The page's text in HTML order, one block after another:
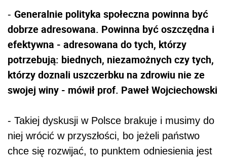
- Generalnie polityka społeczna powinna być
dobrze adresowana. Powinna być oszczędna i
efektywna - adresowana do tych, którzy
potrzebują: biednych, niezamożnych czy tych,
którzy doznali uszczerbku na zdrowiu nie ze
swojej winy - mówił prof. Paweł Wojciechowski
- Takiej dyskusji w Polsce brakuje i musimy do
niej wrócić w przyszłości, bo jeżeli państwo
chce się rozwijać, to punktem odniesienia jest